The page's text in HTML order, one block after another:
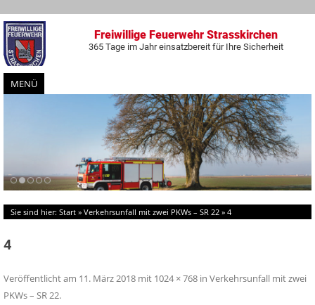
Freiwillige Feuerwehr Strasskirchen
365 Tage im Jahr einsatzbereit für Ihre Sicherheit
MENÜ
Zum
Inhalt
springen
Sie sind hier: Start » Verkehrsunfall mit zwei PKWs – SR 22 » 4
4
Veröffentlicht am 11. März 2018 mit 1024 × 768 in Verkehrsunfall mit zwei
PKWs – SR 22.